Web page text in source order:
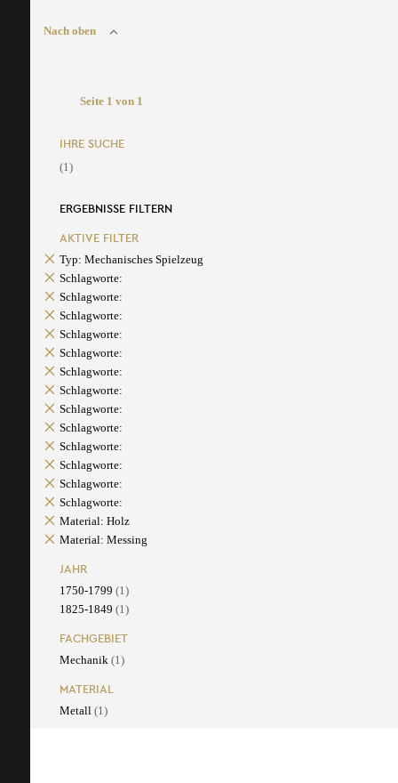
Nach oben
Seite 1 von 1
IHRE SUCHE
(1)
ERGEBNISSE FILTERN
AKTIVE FILTER
Typ: Mechanisches Spielzeug
Schlagworte:
Schlagworte:
Schlagworte:
Schlagworte:
Schlagworte:
Schlagworte:
Schlagworte:
Schlagworte:
Schlagworte:
Schlagworte:
Schlagworte:
Schlagworte:
Schlagworte:
Material: Holz
Material: Messing
JAHR
1750-1799 (1)
1825-1849 (1)
FACHGEBIET
Mechanik (1)
MATERIAL
Metall (1)